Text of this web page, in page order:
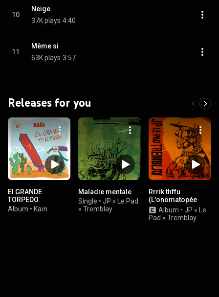
10
Neige
37K plays 4:40
11
Même si
63K plays 3:57
Releases for you
El GRANDE
TORPEDO
Album • Kaïn
Maladie mentale
Single • JP « Le Pad
» Tremblay
Rrrik thffu
(L'onomatopée
d'un crachat)
Album • JP « Le
Pad » Tremblay